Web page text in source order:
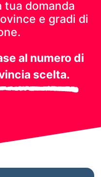
tua domanda
e gradi di
al numero di
scelta.